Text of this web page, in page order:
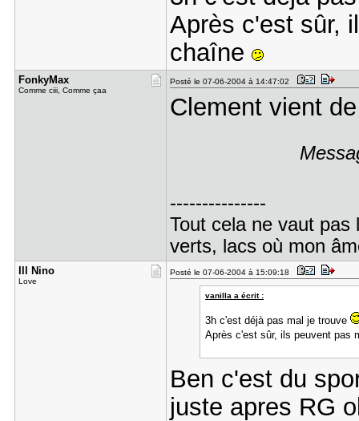
Après c'est sûr,
chaîne
FonkyMax
Comme ciii, Comme çaa
Posté le 07-06-2004 à 14:47:02
Clement vient
---------------
Tout cela ne vaut
verts, lacs où mon
Ill Nino
Love
Posté le 07-06-2004 à 15:09:18
vanilla a écrit :
3h c'est déjà pas mal je trouve
Après c'est sûr, ils peuvent pas
Ben c'est du
juste apres RG